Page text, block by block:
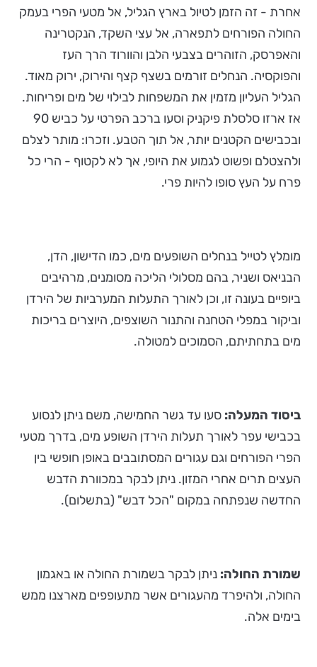
אחרת - זה הזמן לטיול בארץ הגליל, אל מטעי הפרי בעמק
החולה הפורחים לתפארה, אל עצי השקד, הנקטרינה
והאפרסק, הזוהרים בצבעי הלבן והוורוד הרך העז
והפוקסיה. הנחלים זורמים בשצף קצף והירוק, ירוק מאוד.
הגליל העליון מזמין את המשפחות לבילוי של מים ופריחות.
אז ארזו סלסלת פיקניק וסעו ברכב הפרטי על כביש 90
ובכבישים הקטנים יותר, אל תוך הטבע. וזכרו: מותר לצלם
ולהצטלם ופשוט לגמוע את היופי, אך לא לקטוף - הרי כל
פרח על העץ סופו להיות פרי.
מומלץ לטייל בנחלים השופעים מים, כמו הדישון, הדן,
הבניאס ושניר, בהם מסלולי הליכה מסומנים, מרהיבים
ביופיים בעונה זו, וכן לאורך התעלות המערביות של הירדן
וביקור במפלי הטחנה והתנור השוצפים, היוצרים בריכות
מים בתחתיתם, הסמוכים למטולה.
ביסוד המעלה: סעו עד גשר החמישה, משם ניתן לנסוע
בכבישי עפר לאורך תעלות הירדן השופע מים, בדרך מטעי
הפרי הפורחים וגם עגורים המסתובבים באופן חופשי בין
העצים תרים אחרי המזון. ניתן לבקר במכוורת הדבש
החדשה שנפתחה במקום "הכל דבש" (בתשלום).
שמורת החולה: ניתן לבקר בשמורת החולה או באגמון
החולה, ולהיפרד מהעגורים אשר מתעופפים מארצנו ממש
בימים אלה.